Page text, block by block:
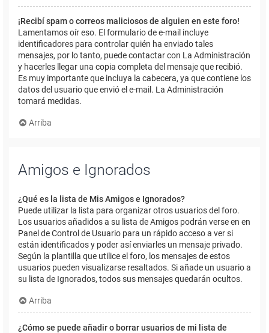
¡Recibí spam o correos maliciosos de alguien en este foro!
Lamentamos oír eso. El formulario de e-mail incluye
identificadores para controlar quién ha enviado tales
mensajes, por lo tanto, puede contactar con La Administración
y hacerles llegar una copia completa del mensaje que recibió.
Es muy importante que incluya la cabecera, ya que contiene los
datos del usuario que envió el e-mail. La Administración
tomará medidas.
Arriba
Amigos e Ignorados
¿Qué es la lista de Mis Amigos e Ignorados?
Puede utilizar la lista para organizar otros usuarios del foro.
Los usuarios añadidos a su lista de Amigos podrán verse en en
Panel de Control de Usuario para un rápido acceso a ver si
están identificados y poder así enviarles un mensaje privado.
Según la plantilla que utilice el foro, los mensajes de estos
usuarios pueden visualizarse resaltados. Si añade un usuario a
su lista de Ignorados, todos sus mensajes quedarán ocultos.
Arriba
¿Cómo se puede añadir o borrar usuarios de mi lista de